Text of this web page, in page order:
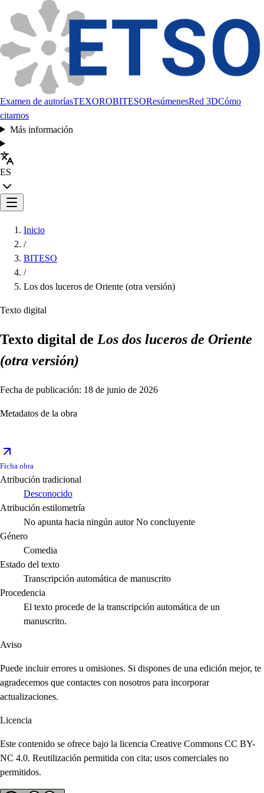
Examen de autoríasTEXOROBITESOResúmenesRed 3DCómo
citarnos
Más información
ES
Inicio
/
BITESO
/
Los dos luceros de Oriente (otra versión)
Texto digital
Texto digital de Los dos luceros de Oriente
(otra versión)
Fecha de publicación: 18 de junio de 2026
Metadatos de la obra
Ficha obra
Atribución tradicional
Desconocido
Atribución estilometría
No apunta hacia ningún autor No concluyente
Género
Comedia
Estado del texto
Transcripción automática de manuscrito
Procedencia
El texto procede de la transcripción automática de un
manuscrito.
Aviso
Puede incluir errores u omisiones. Si dispones de una edición mejor, te
agradecemos que contactes con nosotros para incorporar
actualizaciones.
Licencia
Este contenido se ofrece bajo la licencia Creative Commons CC BY-
NC 4.0. Reutilización permitida con cita; usos comerciales no
permitidos.